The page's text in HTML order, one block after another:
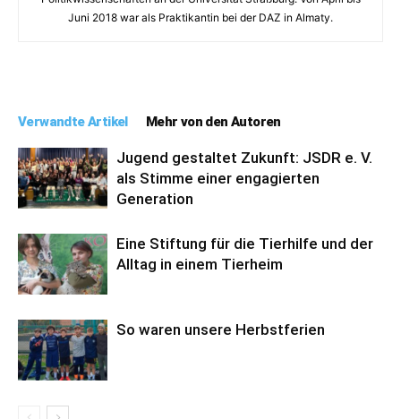
Juni 2018 war als Praktikantin bei der DAZ in Almaty.
Verwandte Artikel Mehr von den Autoren
Jugend gestaltet Zukunft: JSDR e. V.
als Stimme einer engagierten
Generation
Eine Stiftung für die Tierhilfe und der
Alltag in einem Tierheim
So waren unsere Herbstferien